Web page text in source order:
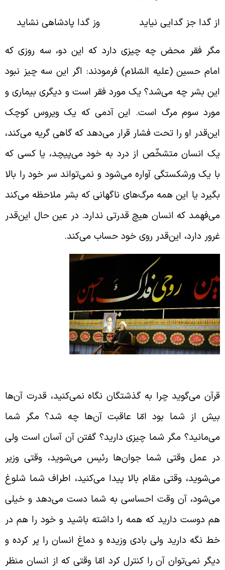
گدا جز گدایی نیاید وز گدا پادشاهی نشاید
فقر محض چه چیزی دارد که این دو، سه روزی که
حسین (علیه السّلام) فرمودند: اگر این سه چیز نبود
بشر چه می‌شد؟ یک مورد فقر است و دیگری بیماری و
سوم مرگ است. این آدمی که یک ویروس کوچک
او را تحت فشار قرار می‌دهد که گاهی گریه می‌کند،
انسان متشخّص از درد به خود می‌پیچد، یا کسی که
یک ورشکستگی آواره می‌شود و نمی‌تواند سر خود را بالا
یا این همه مرگ‌های ناگهانی که بشر ملاحظه می‌کند
که انسان هیچ قدرتی ندارد. در عین حال این‌قدر
دارد، این‌قدر روی خود حساب می‌کند.
می‌گوید چرا به گذشتگان نگاه نمی‌کنید، قدرت آن‌ها
از شما بود امّا عاقبت آن‌ها چه شد؟ مگر شما
مگر شما چیزی دارید؟ گفتن آن آسان است ولی
عمل وقتی شما جوان‌ها رئیس می‌شوید، وقتی وزیر
وقتی مقام بالا پیدا می‌کنید، اطراف شما شلوغ
آن وقت احساسی به شما دست می‌دهد و خیلی
دوست دارید که همه را داشته باشید و خود را هم در
نگه دارید ولی بادی وزیده و دماغ انسان را پر کرده و
نمی‌توان آن را کنترل کرد امّا وقتی که از انسان منظر